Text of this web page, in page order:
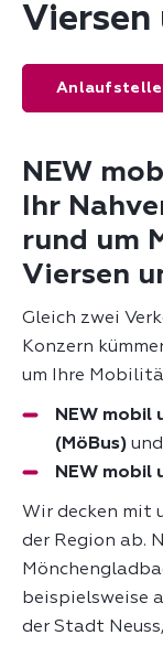
Viersen
NEW
Ihr
rund um
Viersen
Gleich zwei
Konzern
um Ihre
NEW mobil
(MöBus) und
NEW mobil
Wir decken mit
der Region ab.
beispielsweise
der Stadt